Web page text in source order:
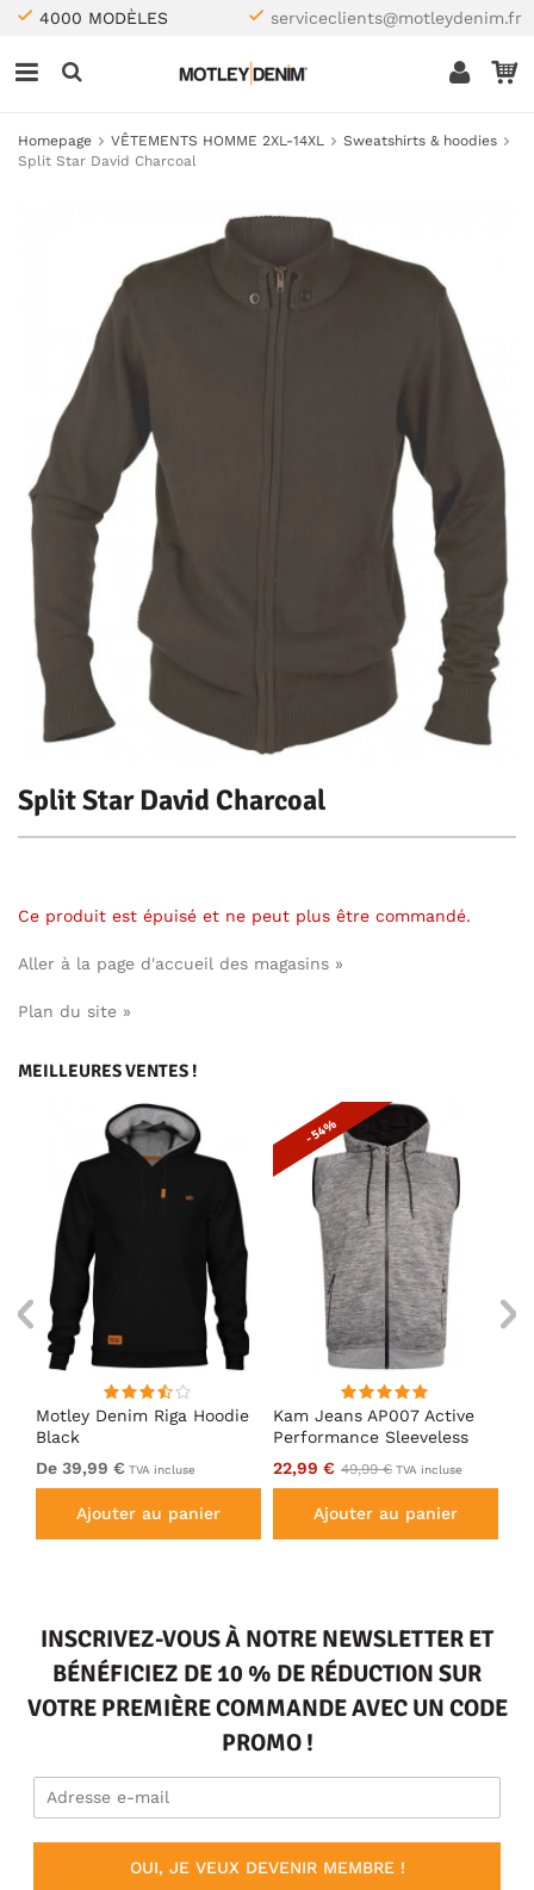
4000 MODÈLES serviceclients@motleydenim.fr
Homepage VÊTEMENTS HOMME 2XL-14XL
Sweatshirts & hoodies
Split Star David Charcoal
Split Star David Charcoal
Ce produit est épuisé et ne peut plus être commandé.
Aller à la page d'accueil des magasins »
Plan du site »
MEILLEURES VENTES !
Motley Denim Riga Hoodie
Black
De 39,99 € TVA incluse
Ajouter au panier
Kam Jeans AP007 Active
Performance Sleeveless
Hoody Grey
- 54%
22,99 € 49,99 € TVA incluse
Ajouter au panier
INSCRIVEZ-VOUS À NOTRE NEWSLETTER ET
BÉNÉFICIEZ DE 10 % DE RÉDUCTION SUR
VOTRE PREMIÈRE COMMANDE AVEC UN CODE
PROMO !
OUI, JE VEUX DEVENIR MEMBRE !